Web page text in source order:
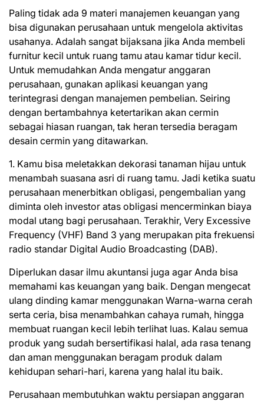
Paling tidak ada 9 materi manajemen keuangan yang
bisa digunakan perusahaan untuk mengelola aktivitas
usahanya. Adalah sangat bijaksana jika Anda membeli
furnitur kecil untuk ruang tamu atau kamar tidur kecil.
Untuk memudahkan Anda mengatur anggaran
perusahaan, gunakan aplikasi keuangan yang
terintegrasi dengan manajemen pembelian. Seiring
dengan bertambahnya ketertarikan akan cermin
sebagai hiasan ruangan, tak heran tersedia beragam
desain cermin yang ditawarkan.
1. Kamu bisa meletakkan dekorasi tanaman hijau untuk
menambah suasana asri di ruang tamu. Jadi ketika suatu
perusahaan menerbitkan obligasi, pengembalian yang
diminta oleh investor atas obligasi mencerminkan biaya
modal utang bagi perusahaan. Terakhir, Very Excessive
Frequency (VHF) Band 3 yang merupakan pita frekuensi
radio standar Digital Audio Broadcasting (DAB).
Diperlukan dasar ilmu akuntansi juga agar Anda bisa
memahami kas keuangan yang baik. Dengan mengecat
ulang dinding kamar menggunakan Warna-warna cerah
serta ceria, bisa menambahkan cahaya rumah, hingga
membuat ruangan kecil lebih terlihat luas. Kalau semua
produk yang sudah bersertifikasi halal, ada rasa tenang
dan aman menggunakan beragam produk dalam
kehidupan sehari-hari, karena yang halal itu baik.
Perusahaan membutuhkan waktu persiapan anggaran